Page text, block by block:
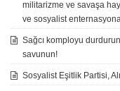
militarizme ve savaşa
ve sosyalist
Sağcı komployu
savunun!
Sosyalist Eşitlik Partisi,